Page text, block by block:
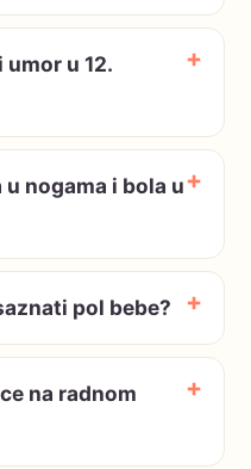
u 12.
nogama i bola u
pol bebe?
na radnom